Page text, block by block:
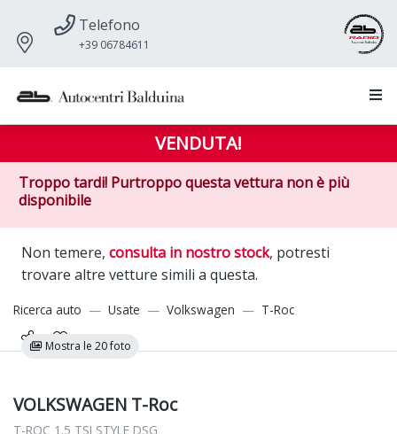
Telefono
+39 06784611
VENDUTA!
Troppo tardi! Purtroppo questa vettura non è più
disponibile
Non temere, consulta in nostro stock, potresti
trovare altre vetture simili a questa.
Ricerca auto Usate Volkswagen T-Roc
Mostra le 20 foto
VOLKSWAGEN T-Roc
T-ROC 1.5 TSI STYLE DSG